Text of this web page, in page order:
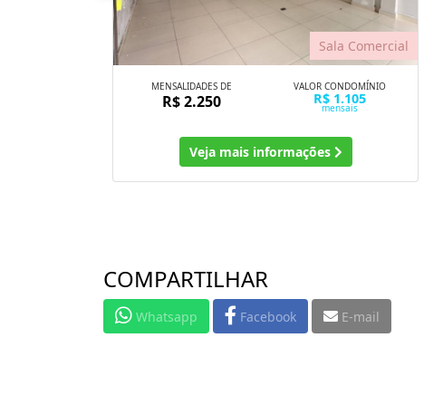
Sala Comercial
MENSALIDADES DE
R$ 2.250
VALOR CONDOMÍNIO
R$ 1.105
mensais
Veja mais informações
COMPARTILHAR
Whatsapp Facebook E-mail